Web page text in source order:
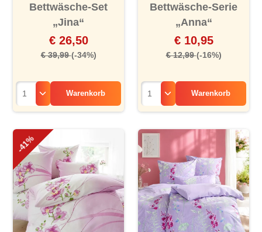
Bettwäsche-Set
„Jina“
€ 26,50
€ 39,99(-34%)
Warenkorb
Bettwäsche-Serie
„Anna“
€ 10,95
€ 12,99(-16%)
Warenkorb
-41%